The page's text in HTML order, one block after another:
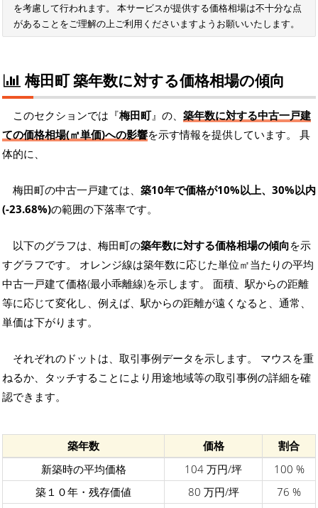
を考慮して行われます。 本サービスが提供する価格相場は不十分な点
があることをご理解の上ご利用くださいますようお願いいたします。
梅田町 築年数に対する価格相場の傾向
このセクションでは『梅田町』の、 築年数に対する中古一戸建
ての価格相場(㎡単価)への影響を示す情報を提供しています。 具
体的に、
梅田町の中古一戸建ては、 築10年で価格が10%以上、30%以内
(-23.68%)の範囲の下落率です。
以下のグラフは、梅田町の築年数に対する価格相場の傾向を示
すグラフです。 オレンジ線は築年数に応じた単位㎡当たりの平均
中古一戸建て価格(最小乖離線)を示します。 面積、駅からの距離
等に応じて変化し、例えば、駅からの距離が遠くなると、通常、
単価は下がります。
それぞれのドットは、取引事例データを示します。 マウスを重
ねるか、タッチすることにより用途地域等の取引事例の詳細を確
認できます。
築年数 価格
割合
新築時の平均価格
104 万円/坪
100 %
築１０年・残存価値
80 万円/坪
76 %